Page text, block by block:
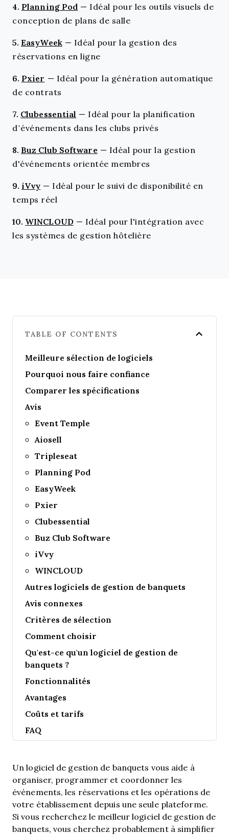
4. Planning Pod — Idéal pour les outils visuels de
conception de plans de salle
5. EasyWeek — Idéal pour la gestion des
réservations en ligne
6. Pxier — Idéal pour la génération automatique
de contrats
7. Clubessential — Idéal pour la planification
d’événements dans les clubs privés
8. Buz Club Software — Idéal pour la gestion
d'événements orientée membres
9. iVvy — Idéal pour le suivi de disponibilité en
temps réel
10. WINCLOUD — Idéal pour l'intégration avec
les systèmes de gestion hôtelière
TABLE OF CONTENTS
Meilleure sélection de logiciels
Pourquoi nous faire confiance
Comparer les spécifications
Avis
Event Temple
Aiosell
Tripleseat
Planning Pod
EasyWeek
Pxier
Clubessential
Buz Club Software
iVvy
WINCLOUD
Autres logiciels de gestion de banquets
Avis connexes
Critères de sélection
Comment choisir
Qu'est-ce qu'un logiciel de gestion de
banquets ?
Fonctionnalités
Avantages
Coûts et tarifs
FAQ
Un logiciel de gestion de banquets vous aide à
organiser, programmer et coordonner les
événements, les réservations et les opérations de
votre établissement depuis une seule plateforme.
Si vous recherchez le meilleur logiciel de gestion de
banquets, vous cherchez probablement à simplifier